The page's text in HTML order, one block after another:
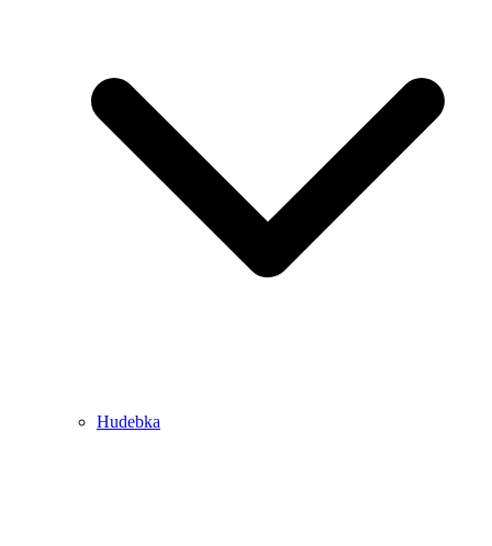
Hudebka